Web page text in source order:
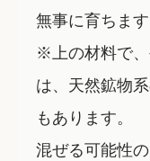
無事に育ちます
※上の材料で
は、天然鉱物
もあります。
混ぜる可能性